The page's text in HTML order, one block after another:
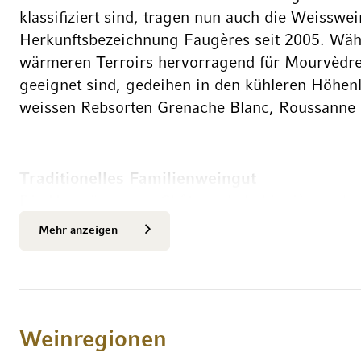
klassifiziert sind, tragen nun auch die
Herkunftsbezeichnung Faugères seit 2005.
wärmeren Terroirs hervorragend für
geeignet sind, gedeihen in den kühleren
weissen Rebsorten Grenache Blanc,
Traditionelles Familienweingut
Familie Vidal-Dumoulin, der das Weingut in
Jahrhundert zurückreichen. Die Rebfläche von
Akribie wird jede Lage beziehungsweise jedes
Mehr anzeigen
Weinregionen